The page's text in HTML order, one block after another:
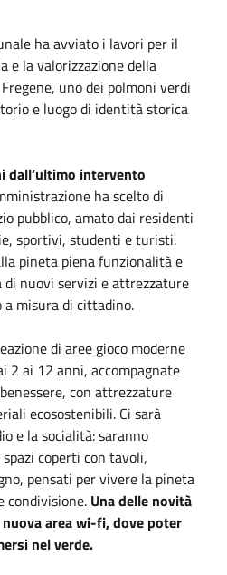
ha avviato i lavori per il
e la valorizzazione della
uno dei polmoni verdi
e luogo di identità storica
dall’ultimo intervento
ha scelto di
pubblico, amato dai residenti
sportivi, studenti e turisti.
pineta piena funzionalità e
di nuovi servizi e attrezzature
a misura di cittadino.
di aree gioco moderne
2 ai 12 anni, accompagnate
con attrezzature
ecosostenibili. Ci sarà
e la socialità: saranno
coperti con tavoli,
pensati per vivere la pineta
condivisione. Una delle novità
area wi-fi, dove poter
nel verde.